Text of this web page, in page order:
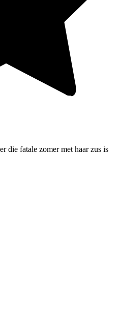
die fatale zomer met haar zus is